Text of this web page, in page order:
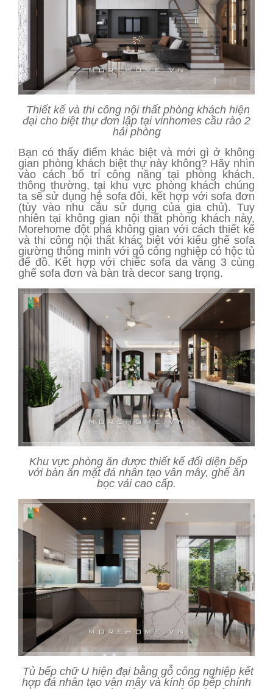
Thiết kế và thi công nội thất phòng khách hiện
đại cho biệt thự đơn lập tại vinhomes cầu rào 2
hải phòng
Bạn có thấy điểm khác biệt và mới gì ở không
gian phòng khách biệt thự này không? Hãy nhìn
vào cách bố trí công năng tại phòng khách,
thông thường, tại khu vực phòng khách chúng
ta sẽ sử dụng hệ sofa đôi, kết hợp với sofa đơn
(tùy vào nhu cầu sử dụng của gia chủ). Tuy
nhiên tại không gian nội thất phòng khách này,
Morehome đột phá không gian với cách thiết kế
và thi công nội thất khác biệt với kiểu ghế sofa
giường thông minh với gỗ công nghiệp có hộc tủ
để đồ. Kết hợp với chiếc sofa da văng 3 cùng
ghế sofa đơn và bàn trà decor sang trọng.
Khu vực phòng ăn được thiết kế đối diện bếp
với bàn ăn mặt đá nhân tạo vân mây, ghế ăn
bọc vải cao cấp.
Tủ bếp chữ U hiện đại bằng gỗ công nghiệp kết
hợp đá nhân tạo vân mây và kính ốp bếp chính